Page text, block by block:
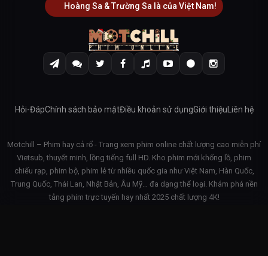
Hoàng Sa & Trường Sa là của Việt Nam!
Hỏi-ĐápChính sách bảo mậtĐiều khoản sử dụngGiới thiệuLiên hệ
Motchill – Phim hay cả rổ - Trang xem phim online chất lượng cao miễn phí
Vietsub, thuyết minh, lồng tiếng full HD. Kho phim mới khổng lồ, phim
chiếu rạp, phim bộ, phim lẻ từ nhiều quốc gia như Việt Nam, Hàn Quốc,
Trung Quốc, Thái Lan, Nhật Bản, Âu Mỹ… đa dạng thể loại. Khám phá nền
tảng phim trực tuyến hay nhất 2025 chất lượng 4K!